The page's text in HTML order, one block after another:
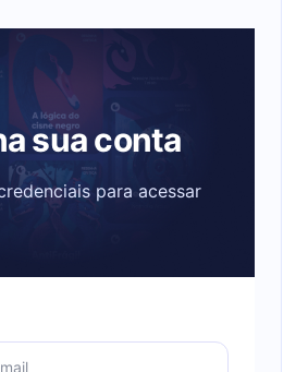
sua conta
para acessar